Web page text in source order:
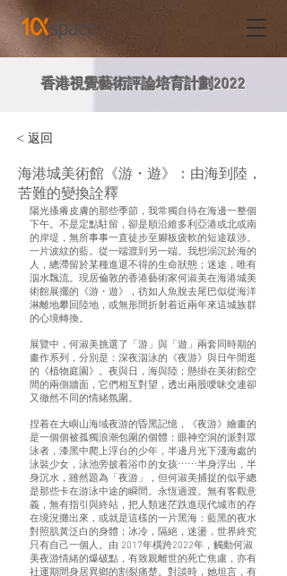
香港視覺藝術評論培育計劃2022
< 返回
海港城美術館《游・遊》：由海到陸，
苦難的變換詮釋
陽光搔癢皮膚的那些季節，我常獨自待在海邊一整個
下午。不是定點駐留，卻是順沿維多利亞港或北或南
的岸堤，無所事事一直徒步至腳板疲軟的短途跋涉。
一片波紋的藍。從一端渡到另一端。我想溺沉於海的
人，總滯留於某種進退不得的生命狀態；迷途，唯有
泅水飄流。現居倫敦的香港藝術家何淑美在海港城美
術館展擺的《游・遊》，彷如人魚脫去尾巴似從海洋
淋離地攀回陸地，或無形間折射着近兩年來這城族群
的心境轉換。
展覽中，何淑美挑選了「游」與「遊」兩套同時期的
畫作系列，分別是：深夜泅泳的《夜游》與日午閒逛
的《植物庭園》。夜與日，海與陸；懸掛在美術館空
間的兩側牆面，它們相互對望，透出兩股噯昧交連卻
又徹然不同的情緒氛圍。
捏着在大嶼山海域夜游的昏黑記憶，《夜游》繪畫的
是一個個被孤獨浪潮包圍的個體：眼神空洞的派對眾
泳者，漆黑中爬上浮台的少年，半邊月光下淺海處的
泳裝少女，泳池旁披着浴巾的女孩⋯⋯半身浮出，半
身沉水，雖然題為「夜游」，但何淑美捕捉的似乎總
是那些卡在游泳中途的瞬間。永恆過渡。無有客觀意
義，無有指引與終站，把人類迷茫跌進現代城市的存
在境況攤出來，或就是這樣的一片黑海：藍黑的夜水
對照肌黃泛白的身體；冰冷，隔絕，迷盪，世界終究
只有自己一個人。由 2017年橫跨2022年，觸動何淑
美夜游情緒的爆破點，有致親離世的死亡焦慮，亦有
社運期間身居異鄉的割裂痛楚。對談時，她坦言，有